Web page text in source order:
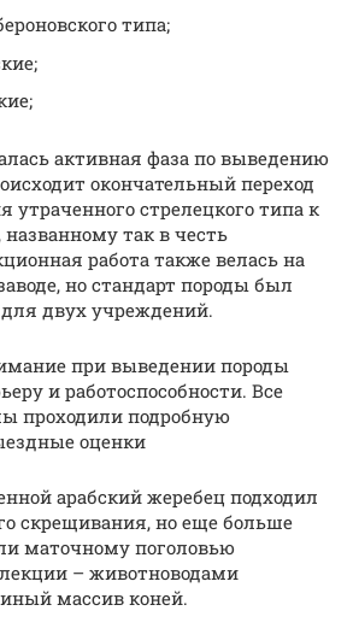
типа;
активная фаза по выведению
окончательный переход
утраченного стрелецкого типа к
так в честь
работа также велась на
но стандарт породы был
двух учреждений.
при выведении породы
и работоспособности. Все
проходили подробную
оценки
арабский жеребец подходил
скрещивания, но еще больше
маточному поголовью
– животноводами
массив коней.